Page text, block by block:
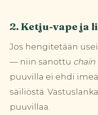
2. Ketju-vape ja
Jos hengitetään
— niin sanottu chain
puuvilla ei ehdi
säiliöstä.
puuvillaa.